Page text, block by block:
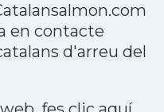
en contacte
d'arreu del